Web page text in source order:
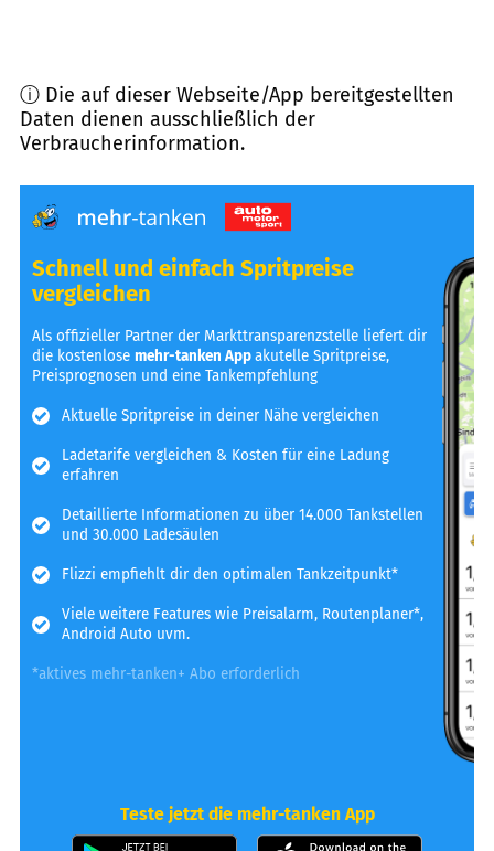
ⓘ Die auf dieser Webseite/App bereitgestellten
Daten dienen ausschließlich der
Verbraucherinformation.
Schnell und einfach Spritpreise
vergleichen
Als offizieller Partner der Markttransparenzstelle liefert dir
die kostenlosemehr-tanken Appakutelle Spritpreise,
Preisprognosen und eine Tankempfehlung
Aktuelle Spritpreise in deiner Nähe vergleichen
Ladetarife vergleichen & Kosten für eine Ladung
erfahren
Detaillierte Informationen zu über 14.000 Tankstellen
und 30.000 Ladesäulen
Flizzi empfiehlt dir den optimalen Tankzeitpunkt*
Viele weitere Features wie Preisalarm, Routenplaner*,
Android Auto uvm.
*aktives mehr-tanken+ Abo erforderlich
Teste jetzt die mehr-tanken App